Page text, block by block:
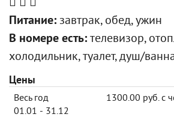
Питание: завтрак, обед, ужин
В номере есть: телевизор,
холодильник, туалет, душ/
Цены
Весь год
01.01 - 31.12
1300.00 руб. с